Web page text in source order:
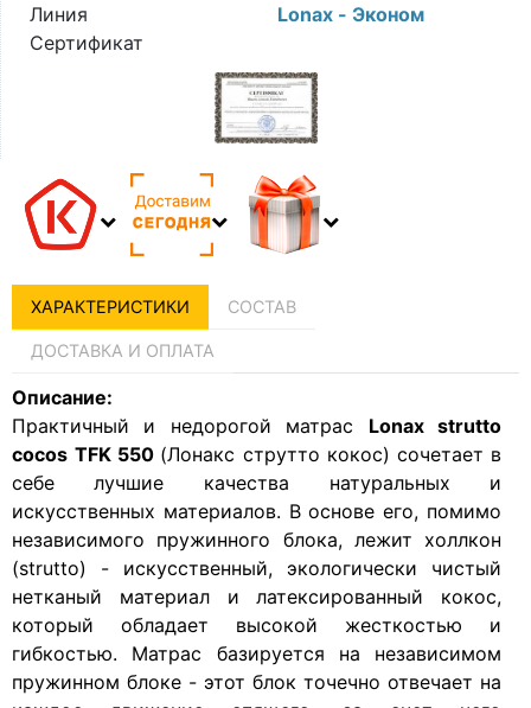
Линия
Lonax - Эконом
Сертификат
ХАРАКТЕРИСТИКИ СОСТАВ
ДОСТАВКА И ОПЛАТА
Описание:
Практичный и недорогой матрас Lonax strutto
cocos TFK 550 (Лонакс струтто кокос) сочетает в
себе лучшие качества натуральных и
искусственных материалов. В основе его, помимо
независимого пружинного блока, лежит холлкон
(strutto) - искусственный, экологически чистый
нетканый материал и латексированный кокос,
который обладает высокой жесткостью и
гибкостью. Матрас базируется на независимом
пружинном блоке - этот блок точечно отвечает на